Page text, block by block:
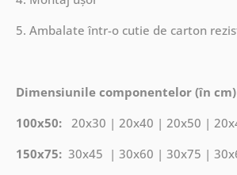
5. Ambalate într-o cutie de carton
Dimensiunile componentelor (în cm)
100x50: 20x30 | 20x40 | 20x50 |
150x75: 30x45 | 30x60 | 30x75 |